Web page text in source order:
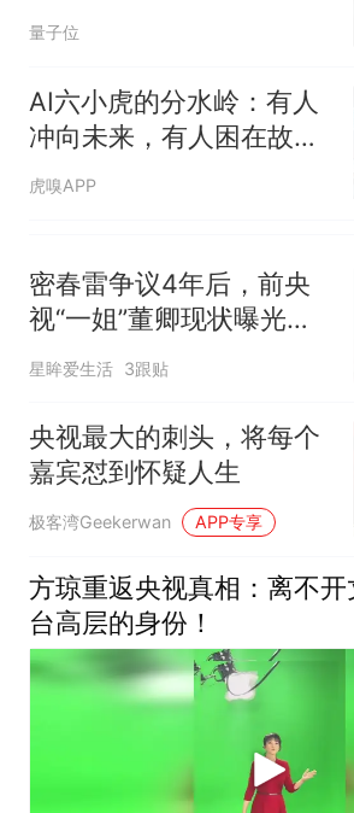
程之魂
量子位
AI六小虎的分水岭：有人
冲向未来，有人困在故事
里
虎嗅APP
密春雷争议4年后，前央
视“一姐”董卿现状曝光，
模样大变不敢认
星眸爱生活 3跟贴
央视最大的刺头，将每个
嘉宾怼到怀疑人生
极客湾Geekerwan APP专享
方琼重返央视真相：离不
台高层的身份！